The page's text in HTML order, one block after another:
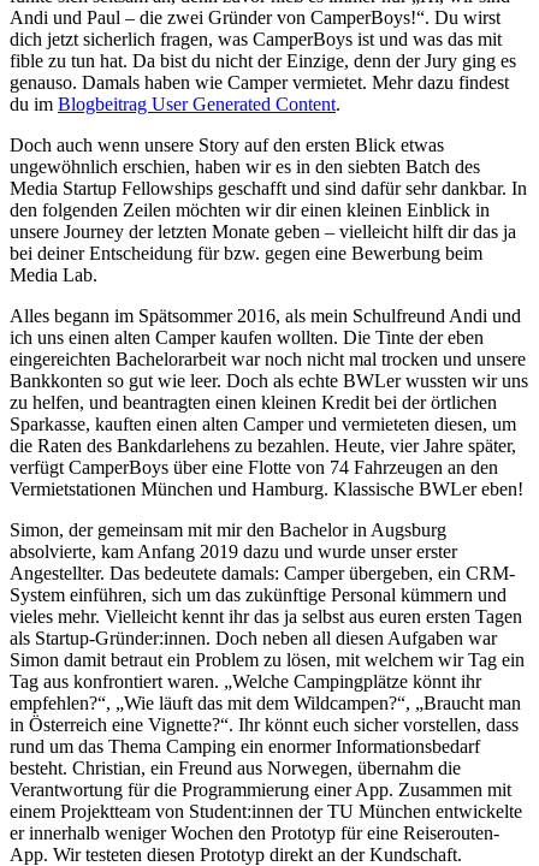
Andi und Paul – die zwei Gründer von CamperBoys!“. Du wirst
dich jetzt sicherlich fragen, was CamperBoys ist und was das mit
fible zu tun hat. Da bist du nicht der Einzige, denn der Jury ging es
genauso. Damals haben wie Camper vermietet. Mehr dazu findest
du im Blogbeitrag User Generated Content.
Doch auch wenn unsere Story auf den ersten Blick etwas
ungewöhnlich erschien, haben wir es in den siebten Batch des
Media Startup Fellowships geschafft und sind dafür sehr dankbar. In
den folgenden Zeilen möchten wir dir einen kleinen Einblick in
unsere Journey der letzten Monate geben – vielleicht hilft dir das ja
bei deiner Entscheidung für bzw. gegen eine Bewerbung beim
Media Lab.
Alles begann im Spätsommer 2016, als mein Schulfreund Andi und
ich uns einen alten Camper kaufen wollten. Die Tinte der eben
eingereichten Bachelorarbeit war noch nicht mal trocken und unsere
Bankkonten so gut wie leer. Doch als echte BWLer wussten wir uns
zu helfen, und beantragten einen kleinen Kredit bei der örtlichen
Sparkasse, kauften einen alten Camper und vermieteten diesen, um
die Raten des Bankdarlehens zu bezahlen. Heute, vier Jahre später,
verfügt CamperBoys über eine Flotte von 74 Fahrzeugen an den
Vermietstationen München und Hamburg. Klassische BWLer eben!
Simon, der gemeinsam mit mir den Bachelor in Augsburg
absolvierte, kam Anfang 2019 dazu und wurde unser erster
Angestellter. Das bedeutete damals: Camper übergeben, ein CRM-
System einführen, sich um das zukünftige Personal kümmern und
vieles mehr. Vielleicht kennt ihr das ja selbst aus euren ersten Tagen
als Startup-Gründer:innen. Doch neben all diesen Aufgaben war
Simon damit betraut ein Problem zu lösen, mit welchem wir Tag ein
Tag aus konfrontiert waren. „Welche Campingplätze könnt ihr
empfehlen?“, „Wie läuft das mit dem Wildcampen?“, „Braucht man
in Österreich eine Vignette?“. Ihr könnt euch sicher vorstellen, dass
rund um das Thema Camping ein enormer Informationsbedarf
besteht. Christian, ein Freund aus Norwegen, übernahm die
Verantwortung für die Programmierung einer App. Zusammen mit
einem Projektteam von Student:innen der TU München entwickelte
er innerhalb weniger Wochen den Prototyp für eine Reiserouten-
App. Wir testeten diesen Prototyp direkt an der Kundschaft.